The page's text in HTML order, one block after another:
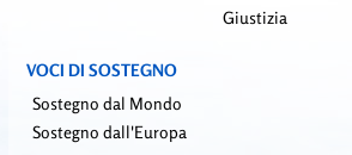
Giustizia
VOCI DI SOSTEGNO
Sostegno dal Mondo
Sostegno dall'Europa